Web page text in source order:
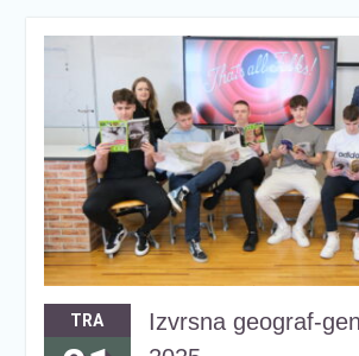
TRA
Izvrsna geograf-